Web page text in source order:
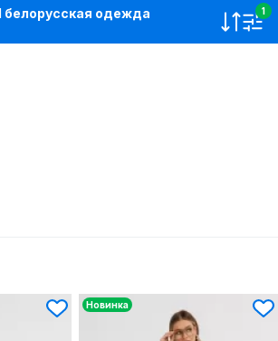
белорусская одежда 1
Новинка